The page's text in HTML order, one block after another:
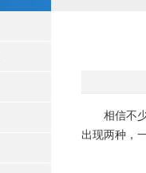
相信不少
出现两种，